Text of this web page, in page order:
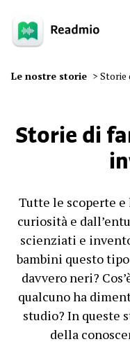
Le nostre storie > Storie
Storie di
Tutte le scoperte
curiosità e
scienziati e
bambini questo
davvero neri?
qualcuno ha
studio? In queste
della